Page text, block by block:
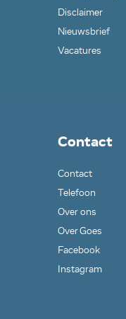
Disclaimer
Nieuwsbrief
Vacatures
Contact
Contact
Telefoon
Over ons
Over Goes
Facebook
Instagram